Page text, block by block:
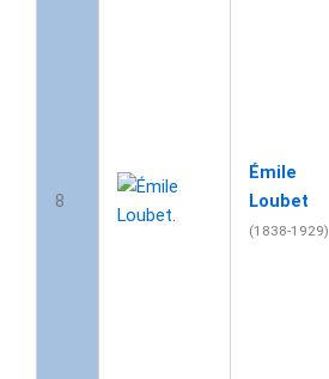
8
Émile
Loubet
(1838-1929)